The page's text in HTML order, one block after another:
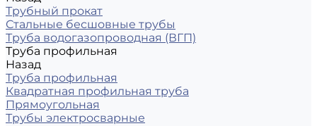
Трубный прокат
Стальные бесшовные трубы
Труба водогазопроводная (ВГП)
Труба профильная
Назад
Труба профильная
Квадратная профильная труба
Прямоугольная
Трубы электросварные